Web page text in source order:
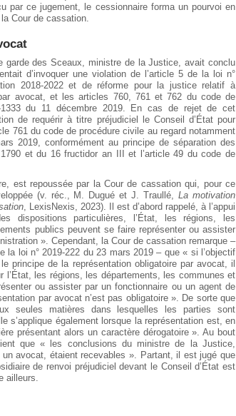
par ce jugement, le cessionnaire forma un pourvoi en
Cour de cassation.
garde des Sceaux, ministre de la Justice, avait conclu
d’invoquer une violation de l’article 5 de la loi n°
2018-2022 et de réforme pour la justice relatif à
avocat, et les articles 760, 761 et 762 du code de
du 11 décembre 2019. En cas de rejet de cet
de requérir à titre préjudiciel le Conseil d’État pour
761 du code de procédure civile au regard notamment
2019, conformément au principe de séparation des
et du 16 fructidor an III et l’article 49 du code de
est repoussée par la Cour de cassation qui, pour ce
(v. réc., M. Dugué et J. Traullé,La motivation
, LexisNexis, 2023). Il est d’abord rappelé, à l’appui
dispositions particulières, l’État, les régions, les
publics peuvent se faire représenter ou assister
». Cependant, la Cour de cassation remarque –
loi n° 2019-222 du 23 mars 2019 – que « si l’objectif
principe de la représentation obligatoire par avocat, il
l’État, les régions, les départements, les communes et
ou assister par un fonctionnaire ou un agent de
par avocat n’est pas obligatoire ». De sorte que
seules matières dans lesquelles les parties sont
s’applique également lorsque la représentation est, en
présentant alors un caractère dérogatoire ». Au bout
que « les conclusions du ministre de la Justice,
un avocat, étaient recevables ». Partant, il est jugé que
de renvoi préjudiciel devant le Conseil d’État est
ailleurs.